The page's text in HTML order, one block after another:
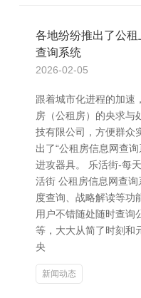
各地纷纷推出了公
查询系统
2026-02-05
跟着城市化进程的加速
房（公租房）的央求与
技有限公司，方便群众
出了“公租房信息网查
进攻器具。 乐活街-每
活街 公租房信息网查
度查询、战略解读等功
用户不错随处随时查询
等，大大从简了时刻和
央
新闻动态